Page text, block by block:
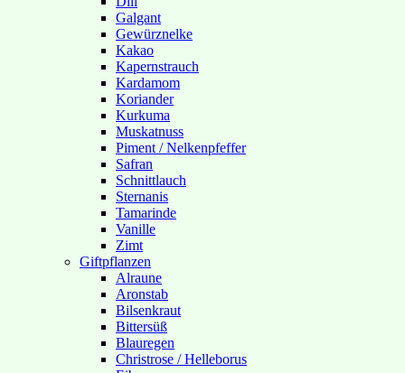
Galgant
Gewürznelke
Kakao
Kapernstrauch
Kardamom
Koriander
Kurkuma
Muskatnuss
Piment / Nelkenpfeffer
Safran
Schnittlauch
Sternanis
Tamarinde
Vanille
Zimt
Giftpflanzen
Alraune
Aronstab
Bilsenkraut
Bittersüß
Blauregen
Christrose / Helleborus